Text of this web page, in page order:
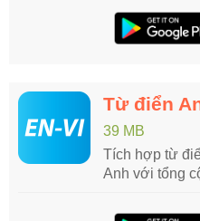
Từ điển
39 MB
Tích hợp từ
Anh với tổng